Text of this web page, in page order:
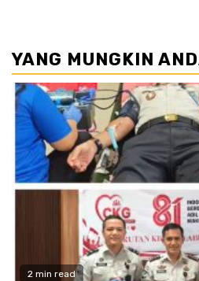
YANG MUNGKIN
2 min read